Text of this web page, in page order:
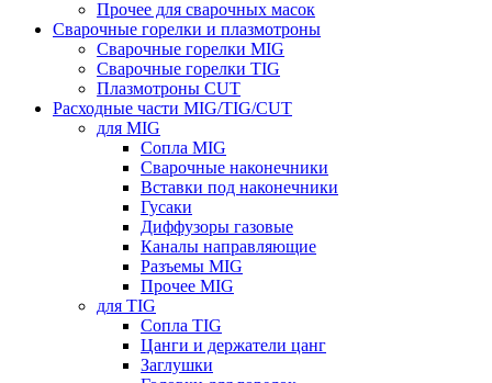
Прочее для сварочных масок
Сварочные горелки и плазмотроны
Сварочные горелки MIG
Сварочные горелки TIG
Плазмотроны CUT
Расходные части MIG/TIG/CUT
для MIG
Сопла MIG
Сварочные наконечники
Вставки под наконечники
Гусаки
Диффузоры газовые
Каналы направляющие
Разъемы MIG
Прочее MIG
для TIG
Сопла TIG
Цанги и держатели цанг
Заглушки